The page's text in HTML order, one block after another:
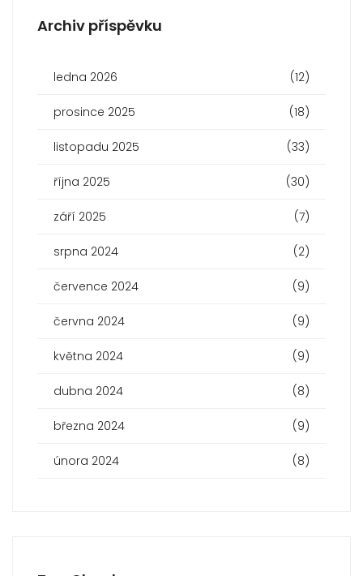
Archiv příspěvku
ledna 2026 (12)
prosince 2025 (18)
listopadu 2025 (33)
října 2025 (30)
září 2025 (7)
srpna 2024 (2)
července 2024 (9)
června 2024 (9)
května 2024 (9)
dubna 2024 (8)
března 2024 (9)
února 2024 (8)